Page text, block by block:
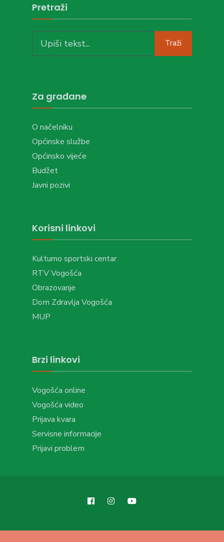
Pretraži
for:
Traži
Za građane
O načelniku
Općinske službe
Općinsko vijeće
Budžet
Javni pozivi
Korisni linkovi
Kulturno sportski centar
RTV Vogošća
Obrazovanje
Dom Zdravlja Vogošća
MUP
Brzi linkovi
Vogošća online
Vogošća video
Prijava kvara
Servisne informacije
Prijavi problem